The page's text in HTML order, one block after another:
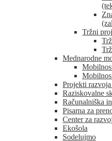
Tržni
Mednarodne
Projekti
Raziskovalne
Računalniška
Pisarna za
Center za
Ekošola
Sodelujmo